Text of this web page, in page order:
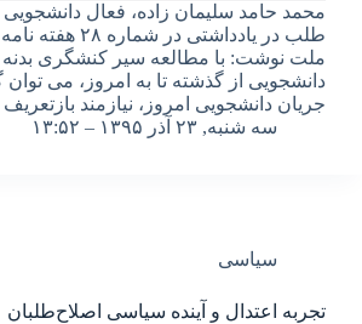
محمد حامد سلیمان زاده، فعال دانشجویی
طلب در یادداشتی در
ملت نوشت: با مطالعه سیر کنشگری بدنه
دانشجویی از گذشته تا به امروز، می
جریان دانشجویی امروز، نیازمند
سه شنبه, ۲۳ آذر ۱۳۹۵ – ۱۳:۵۲
سیاسی
تجربه اعتدال و آینده سیاسی اصلاح‌طلبان